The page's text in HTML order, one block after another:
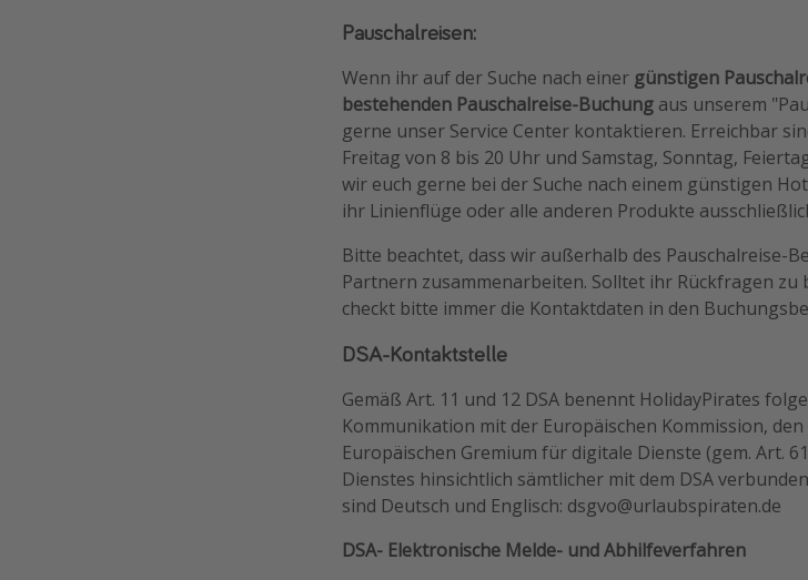
Pauschalreisen:
Wenn ihr auf der Suche nach einer günstigen
bestehenden Pauschalreise-Buchung aus unserem
gerne unser Service Center kontaktieren. Erreichbar
Freitag von 8 bis 20 Uhr und Samstag, Sonntag,
wir euch gerne bei der Suche nach einem günstigen
ihr Linienflüge oder alle anderen Produkte
Bitte beachtet, dass wir außerhalb des Pauschalreise-
Partnern zusammenarbeiten. Solltet ihr Rückfragen
checkt bitte immer die Kontaktdaten in den
DSA-Kontaktstelle
Gemäß Art. 11 und 12 DSA benennt HolidayPirates
Kommunikation mit der Europäischen Kommission,
Europäischen Gremium für digitale Dienste (gem. Art.
Dienstes hinsichtlich sämtlicher mit dem DSA
sind Deutsch und Englisch: dsgvo@urlaubspiraten.de
DSA- Elektronische Melde- und Abhilfeverfahren